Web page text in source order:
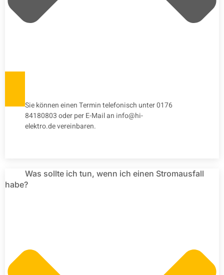
Sie können einen Termin telefonisch unter 0176
84180803 oder per E-Mail an info@hi-
elektro.de vereinbaren.
Was sollte ich tun, wenn ich einen Stromausfall
habe?